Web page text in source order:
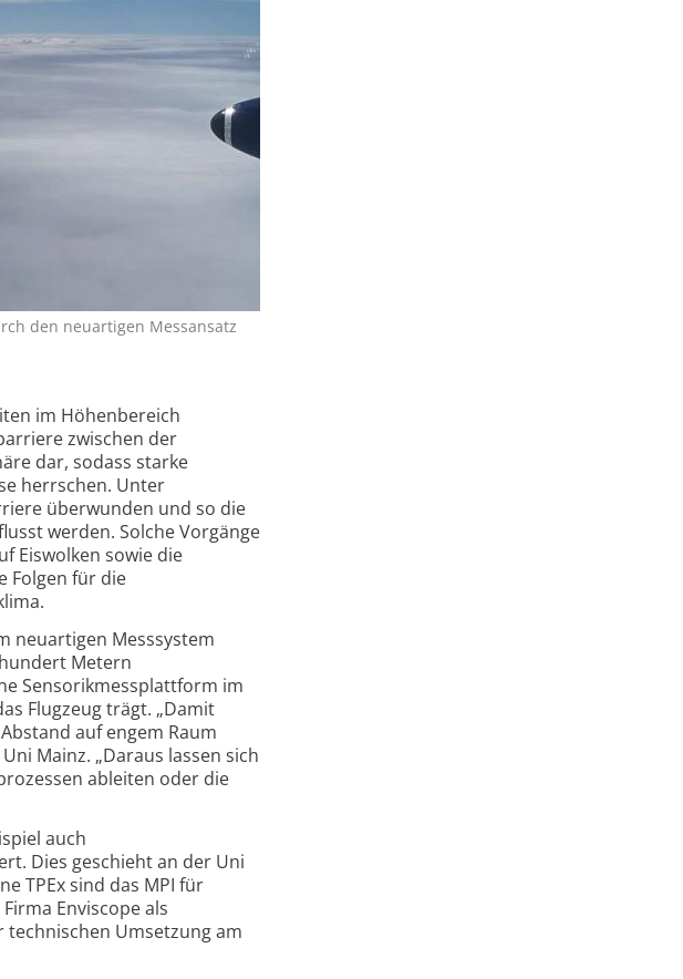
den neuartigen Messansatz
im Höhenbereich
zwischen der
dar, sodass starke
herrschen. Unter
überwunden und so die
werden. Solche Vorgänge
Eiswolken sowie die
Folgen für die
neuartigen Messsystem
Metern
Sensorikmessplattform im
Flugzeug trägt. „Damit
auf engem Raum
Mainz. „Daraus lassen sich
ableiten oder die
auch
Dies geschieht an der Uni
TPEx sind das MPI für
Enviscope als
Umsetzung am